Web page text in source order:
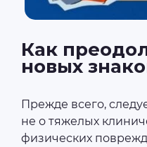
Как
новых
Прежде всего,
не о тяжелых
физических